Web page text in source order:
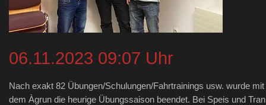
06.11.2023 09:07 Uhr
Nach exakt 82 Übungen/Schulungen/Fahrtrainings usw. wurde mit
dem Àgrun die heurige Übungssaison beendet. Bei Speis und